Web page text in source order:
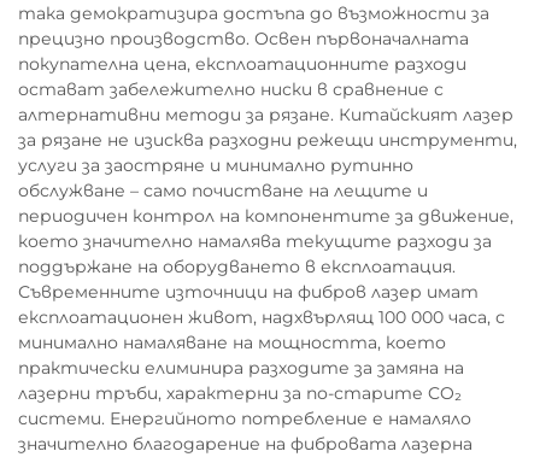
така демократизира достъпа до възможности за
прецизно производство. Освен първоначалната
покупателна цена, експлоатационните разходи
остават забележително ниски в сравнение с
алтернативни методи за рязане. Китайският лазер
за рязане не изисква разходни режещи инструменти,
услуги за заостряне и минимално рутинно
обслужване – само почистване на лещите и
периодичен контрол на компонентите за движение,
което значително намалява текущите разходи за
поддържане на оборудването в експлоатация.
Съвременните източници на фибров лазер имат
експлоатационен живот, надхвърлящ 100 000 часа, с
минимално намаляване на мощността, което
практически елиминира разходите за замяна на
лазерни тръби, характерни за по-старите CO₂
системи. Енергийното потребление е намаляло
значително благодарение на фибровата лазерна